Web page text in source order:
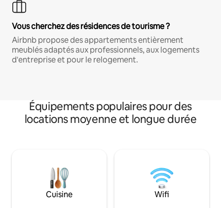
Vous cherchez des résidences de tourisme ?
Airbnb propose des appartements entièrement
meublés adaptés aux professionnels, aux logements
d'entreprise et pour le relogement.
Équipements populaires pour des
locations moyenne et longue durée
Cuisine Wifi